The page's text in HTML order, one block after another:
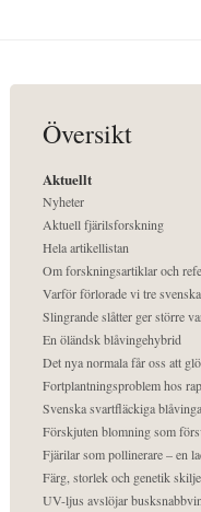
Översikt
Aktuellt
Nyheter
Aktuell fjärilsforskning
Hela artikellistan
Om forskningsartiklar och
Varför förlorade vi tre
Slingrande slåtter ger större
En öländsk blåvingehybrid
Det nya normala får oss att
Fortplantningsproblem hos
Svenska svartfläckiga
Förskjuten blomning som
Fjärilar som pollinerare – en
Färg, storlek och genetik
UV-ljus avslöjar